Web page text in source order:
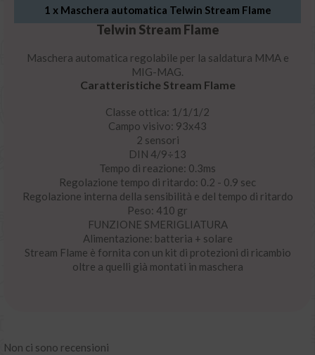
1 x Maschera automatica Telwin Stream Flame
Telwin Stream Flame
Maschera automatica regolabile per la saldatura MMA e
MIG-MAG.
Caratteristiche Stream Flame
Classe ottica: 1/1/1/2
Campo visivo: 93x43
2 sensori
DIN 4/9÷13
Tempo di reazione: 0.3ms
Regolazione tempo di ritardo: 0.2 - 0.9 sec
Regolazione interna della sensibilità e del tempo di ritardo
Peso: 410 gr
FUNZIONE SMERIGLIATURA
Alimentazione: batteria + solare
Stream Flame è fornita con un kit di protezioni di ricambio
oltre a quelli già montati in maschera
Non ci sono recensioni